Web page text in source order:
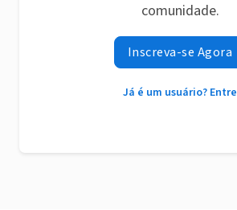
comunidade.
Inscreva-se Agora
Já é um usuário? Entre